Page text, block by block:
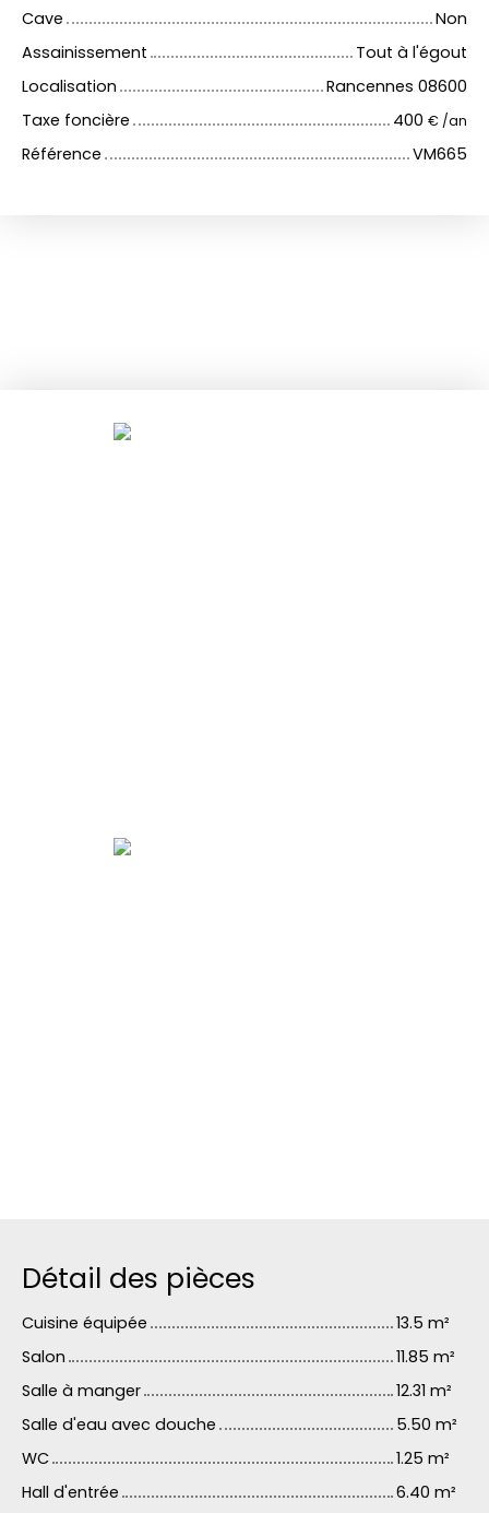
Cave
Non
Assainissement
Tout à l'égout
Localisation
Rancennes 08600
Taxe foncière
400 € /an
Référence VM665
Détail des pièces
Cuisine équipée
13.5 m²
Salon
11.85 m²
Salle à manger
12.31 m²
Salle d'eau avec douche
5.50 m²
WC
1.25 m²
Hall d'entrée
6.40 m²